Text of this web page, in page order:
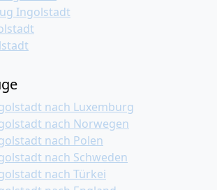
Ingolstadt
nach Luxemburg
nach Norwegen
nach Polen
nach Schweden
nach Türkei